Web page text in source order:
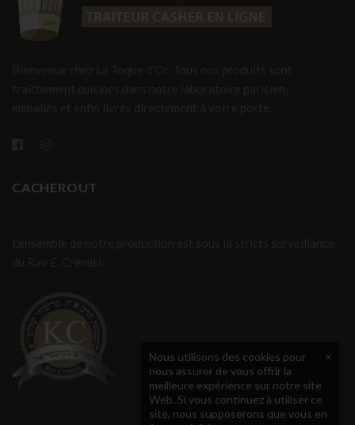
CACHEROUT
×
Nous utilisons des cookies pour
nous assurer de vous offrir la
meilleure expérience sur notre site
Web. Si vous continuez à utiliser ce
site, nous supposerons que vous en